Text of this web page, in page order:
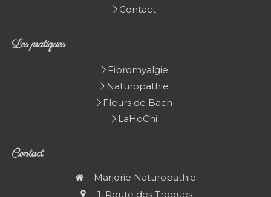
Contact
Les pratiques
Fibromyalgie
Naturopathie
Fleurs de Bach
LaHoChi
Contact
Marjorie Naturopathie
1, Route des Troques